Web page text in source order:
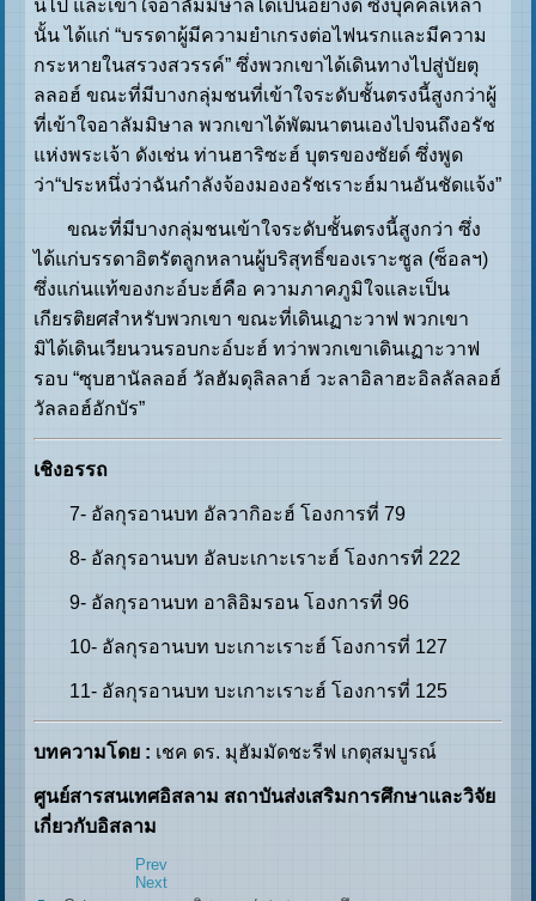
นี้ไป และเข้าใจอาลัมมิษาลได้เป็นอย่างดี ซึ่งบุคคลเหล่า
นั้น ได้แก่ “บรรดาผู้มีความยำเกรงต่อไฟนรกและมีความ
กระหายในสรวงสวรรค์” ซึ่งพวกเขาได้เดินทางไปสู่บัยตุ
ลลอฮ์ ขณะที่มีบางกลุ่มชนที่เข้าใจระดับชั้นตรงนี้สูงกว่าผู้
ที่เข้าใจอาลัมมิษาล พวกเขาได้พัฒนาตนเองไปจนถึงอรัช
แห่งพระเจ้า ดังเช่น ท่านฮาริซะฮ์ บุตรของซัยด์ ซึ่งพูด
ว่า“ประหนึ่งว่าฉันกำลังจ้องมองอรัชเราะฮ์มานอันชัดแจ้ง”
ขณะที่มีบางกลุ่มชนเข้าใจระดับชั้นตรงนี้สูงกว่า ซึ่ง
ได้แก่บรรดาอิตรัตลูกหลานผู้บริสุทธิ์ของเราะซูล (ซ็อลฯ)
ซึ่งแก่นแท้ของกะอ์บะฮ์คือ ความภาคภูมิใจและเป็น
เกียรติยศสำหรับพวกเขา ขณะที่เดินเฏาะวาฟ พวกเขา
มิได้เดินเวียนวนรอบกะอ์บะฮ์ ทว่าพวกเขาเดินเฏาะวาฟ
รอบ “ซุบฮานัลลอฮ์ วัลฮัมดุลิลลาฮ์ วะลาอิลาฮะอิลลัลลอฮ์
วัลลอฮ์อักบัร”
เชิงอรรถ
7- อัลกุรอานบท อัลวากิอะฮ์ โองการที่ 79
8- อัลกุรอานบท อัลบะเกาะเราะฮ์ โองการที่ 222
9- อัลกุรอานบท อาลิอิมรอน โองการที่ 96
10- อัลกุรอานบท บะเกาะเราะฮ์ โองการที่ 127
11- อัลกุรอานบท บะเกาะเราะฮ์ โองการที่ 125
บทความโดย : เชค ดร. มุฮัมมัดชะรีฟ เกตุสมบูรณ์
ศูนย์สารสนเทศอิสลาม สถาบันส่งเสริมการศึกษาและวิจัย
เกี่ยวกับอิสลาม
Prev
Next